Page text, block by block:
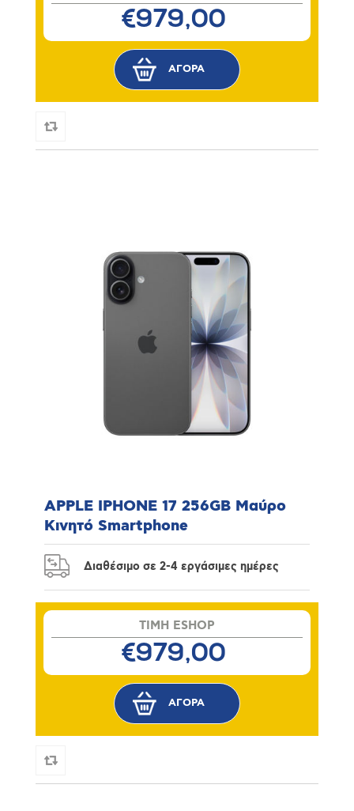
€979,00
APPLE IPHONE 17 256GB Μαύρο
Κινητό Smartphone
Διαθέσιμο σε 2-4 εργάσιμες ημέρες
TIMH ESHOP
€979,00